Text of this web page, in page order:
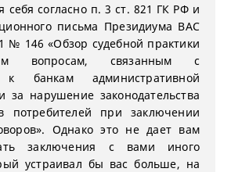
себя согласно п. 3 ст. 821 ГК РФ и
письма Президиума ВАС
№ 146 «Обзор судебной практики
вопросам, связанным с
к банкам административной
за нарушение законодательства
потребителей при заключении
Однако это не дает вам
заключения с вами иного
устраивал бы вас больше, на